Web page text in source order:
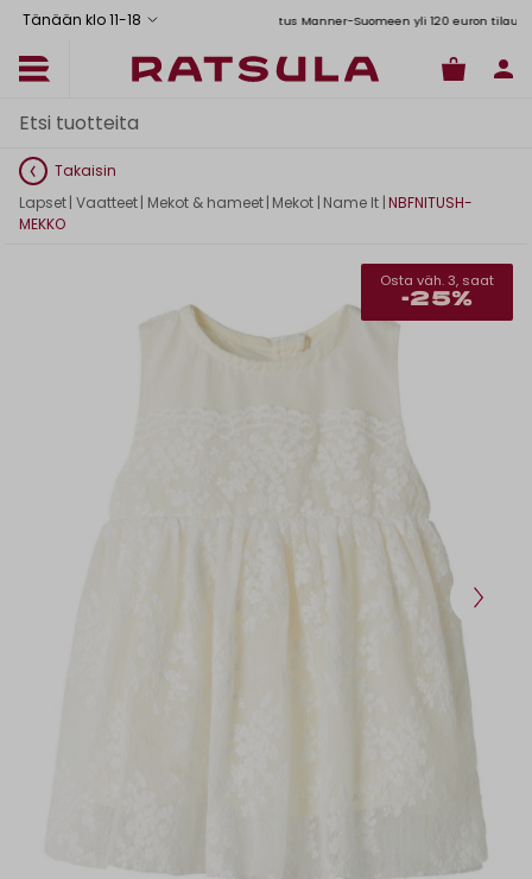
Tänään klo 11-18
Toimituskulut alk. 6,90€
Ilmainen toimitus Manner-Suomeen yli 120 euron tilauksiin
Takaisin
Lapset| Vaatteet| Mekot & hameet | Mekot | Name It |NBFNITUSH-
MEKKO
Osta väh. 3, saat
-25%